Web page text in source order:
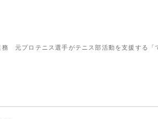
元プロテニス選手がテニス部活動を支援する「